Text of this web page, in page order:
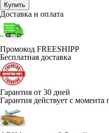
Купить
Доставка и оплата
Промокод FREESHIPP
Бесплатная доставка
Гарантия от 30 дней
Гарантия действует с момента